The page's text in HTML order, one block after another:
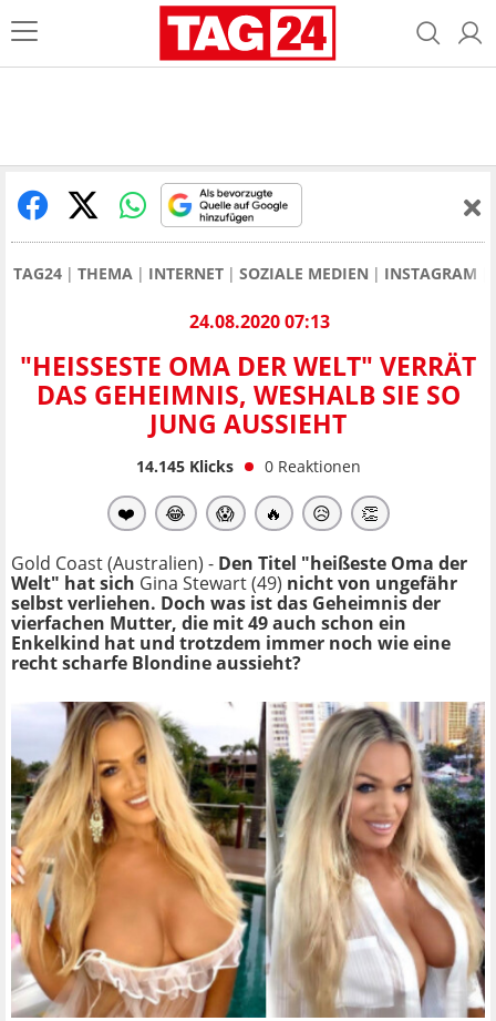
TAG24 THEMA INTERNET SOZIALE MEDIEN INSTAGRAM
24.08.2020 07:13
"HEISSESTE OMA DER WELT" VERRÄT D
AS GEHEIMNIS, WESHALB SIE SO J
UNG AUSSIEHT
14.145Klicks 0 Reaktionen
❤️ 😂 😱 🔥 😥 👏
Gold Coast (Australien) - Den Titel "heißeste Oma der
Welt" hat sich Gina Stewart (49) nicht von ungefähr
selbst verliehen. Doch was ist das Geheimnis der
vierfachen Mutter, die mit 49 auch schon ein
Enkelkind hat und trotzdem immer noch wie eine
recht scharfe Blondine aussieht?